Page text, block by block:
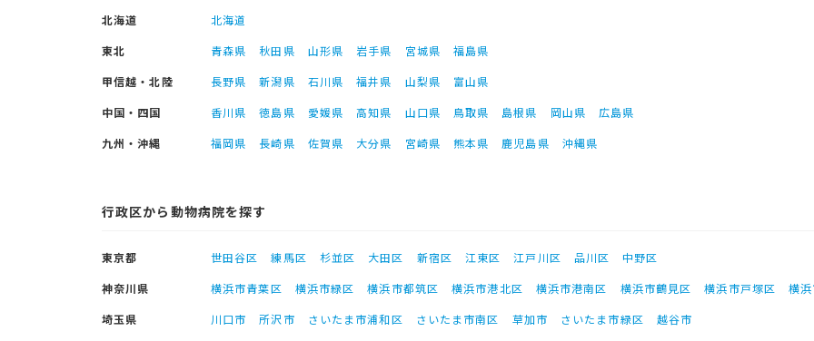
北海道
北海道
東北
青森県 秋田県 山形県 岩手県 宮城県
福島県
甲信越・北陸
長野県 新潟県 石川県 福井県 山梨県
富山県
中国・四国
香川県 徳島県 愛媛県 高知県 山口県 鳥取県 島根県 岡山県
広島県
九州・沖縄
福岡県 長崎県 佐賀県 大分県 宮崎県 熊本県 鹿児島県 沖縄県
行政区から動物病院を探す
東京都 世田谷区 練馬区 杉並区 大田区 新宿区 江東区 江戸川区 品川区
中野区
神奈川県
横浜市青葉区 横浜市緑区 横浜市都筑区 横浜市港北区 横浜市港南区 横浜市鶴見区 横浜市戸塚区
横
埼玉県
川口市 所沢市 さいたま市浦和区 さいたま市南区 草加市 さいたま市緑区
越谷市